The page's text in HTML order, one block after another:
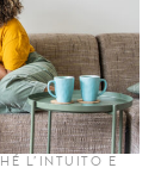
L’INTUITO E